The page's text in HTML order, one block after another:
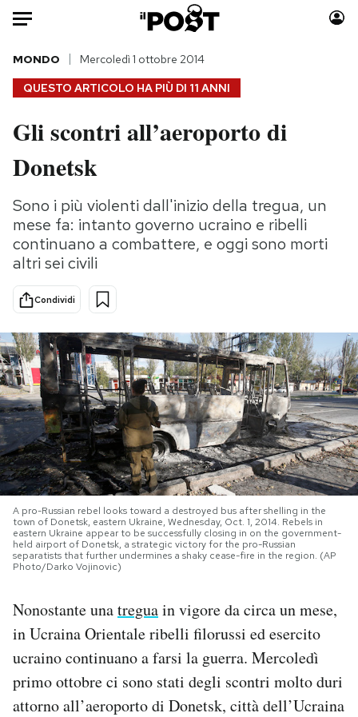
Auto
HOME
Italia
Politica
Tecnologia
Internet
Scienza
Cultura
Economia
Moda
Storie/Idee
Ok Boomer!
Media
PODCAST
NEWSLETTER
I MIEI PREFERITI
SHOP
AREA PERSONALE
Area Personale
Newsletter
QUESTO ARTICOLO HA PIÙ DI 11 ANNI
MONDO Mercoledì 1 ottobre 2014
Gli scontri all’aeroporto di
Donetsk
Sono i più violenti dall'inizio della tregua, un
mese fa: intanto governo ucraino e ribelli
continuano a combattere, e oggi sono morti
altri sei civili
Condividi
A pro-Russian rebel looks toward a destroyed bus after shelling in the
town of Donetsk, eastern Ukraine, Wednesday, Oct. 1, 2014. Rebels in
eastern Ukraine appear to be successfully closing in on the government-
held airport of Donetsk, a strategic victory for the pro-Russian
separatists that further undermines a shaky cease-fire in the region. (AP
Photo/Darko Vojinovic)
Nonostante unatreguain vigore da circa un mese,
in Ucraina Orientale ribelli filorussi ed esercito
ucraino continuano a farsi la guerra. Mercoledì
primo ottobre ci sono stati degli scontri molto duri
attorno all’aeroporto di Donetsk, città dell’Ucraina